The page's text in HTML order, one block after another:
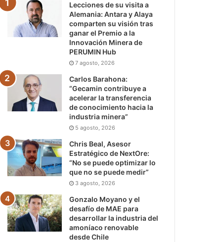
Lecciones de su visita a
Alemania: Antara y Alaya
comparten su visión tras
ganar el Premio a la
Innovación Minera de
PERUMIN Hub
7 agosto, 2026
Carlos Barahona:
“Gecamin contribuye a
acelerar la transferencia
de conocimiento hacia la
industria minera”
5 agosto, 2026
Chris Beal, Asesor
Estratégico de NextOre:
“No se puede optimizar lo
que no se puede medir”
3 agosto, 2026
Gonzalo Moyano y el
desafío de MAE para
desarrollar la industria del
amoníaco renovable
desde Chile